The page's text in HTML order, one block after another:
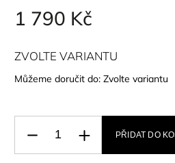
1 790 Kč
ZVOLTE VARIANTU
Můžeme doručit do: Zvolte variantu
PŘIDAT DO